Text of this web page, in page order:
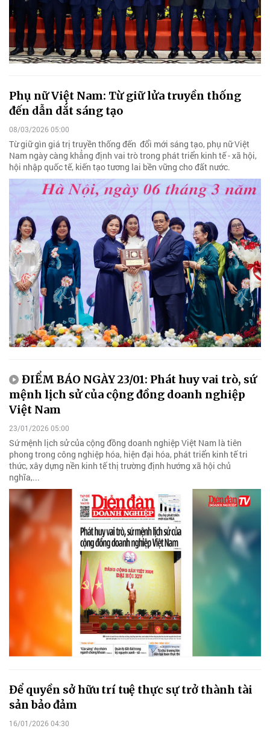
Phụ nữ Việt Nam: Từ giữ lửa truyền thống
đến dẫn dắt sáng tạo
08/03/2026 05:00
Từ giữ gìn giá trị truyền thống đến đổi mới sáng tạo, phụ nữ Việt
Nam ngày càng khẳng định vai trò trong phát triển kinh tế - xã hội,
hội nhập quốc tế, kiến tạo tương lai bền vững cho đất nước.
ĐIỂM BÁO NGÀY 23/01: Phát huy vai trò, sứ
mệnh lịch sử của cộng đồng doanh nghiệp
Việt Nam
23/01/2026 05:00
Sứ mệnh lịch sử của cộng đồng doanh nghiệp Việt Nam là tiên
phong trong công nghiệp hóa, hiện đại hóa, phát triển kinh tế tri
thức, xây dựng nền kinh tế thị trường định hướng xã hội chủ
nghĩa,...
Để quyền sở hữu trí tuệ thực sự trở thành tài
sản bảo đảm
16/01/2026 04:30